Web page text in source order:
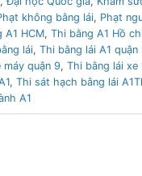
không bằng lái, Phạt
A1 HCM, Thi bằng A1 Hồ
lái, Thi bằng lái A1 quận
máy quận 9, Thi bằng lái
, Thi sát hạch bằng lái
A1